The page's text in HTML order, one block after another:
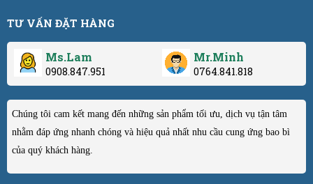
TƯ VẤN ĐẶT HÀNG
Ms.Lam
0908.847.951
Mr.Minh
0764.841.818
Chúng tôi cam kết mang đến những sản phẩm tối ưu, dịch vụ tận tâm
nhằm đáp ứng nhanh chóng và hiệu quả nhất nhu cầu cung ứng bao bì
của quý khách hàng.